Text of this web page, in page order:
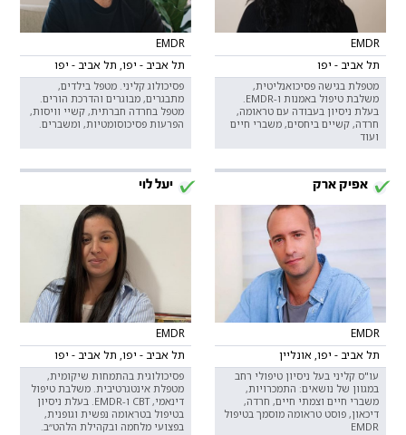
EMDR
תל אביב - יפו
מטפלת בגישה פסיכואנליטית,
בעלת ניסיון בעבודה עם טראומה,
חרדה, קשיים ביחסים, משברי חיים
ועוד
EMDR
תל אביב - יפו, תל אביב - יפו
פסיכולוג קליני. מטפל בילדים,
מתבגרים, מבוגרים והדרכת הורים.
מטפל בחרדה חברתית, קשיי וויסות,
הפרעות פסיכוסומטיות, ומשברים.
אפיק ארק
EMDR
תל אביב - יפו, אונליין
עו"ס קליני בעל ניסיון טיפולי רחב
במגוון של נושאים: התמכרויות,
משברי חיים וצמתי חיים, חרדה,
דיכאון, פוסט טראומה מוסמך בטיפול
EMDR
יעל לוי
EMDR
תל אביב - יפו, תל אביב - יפו
פסיכולוגית בהתמחות שיקומית,
מטפלת אינטגרטיבית. משלבת טיפול
דינאמי, CBT ו-EMDR. בעלת ניסיון
בטיפול בטראומה נפשית וגופנית,
בפצועי מלחמה ובקהילת הלהט״ב.